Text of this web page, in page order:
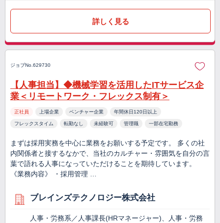
詳しく見る
ジョブNo.629730
【人事担当】◆機械学習を活用したITサービス企
業＜リモートワーク・フレックス制有＞
正社員 上場企業 ベンチャー企業 年間休日120日以上
フレックスタイム 転勤なし 未経験可 管理職 一部在宅勤務
まずは採用実務を中心に業務をお願いする予定です。 多くの社
内関係者と接するなかで、当社のカルチャー・雰囲気を自分の言
葉で語れる人事になっていただけることを期待しています。
《業務内容》 ・採⽤管理 …
ブレインズテクノロジー株式会社
人事・労務系／人事課長(HRマネージャー)、人事・労務